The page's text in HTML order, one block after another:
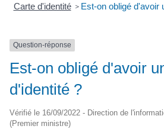
Carte d'identité > Est-on obligé d'avoir
Question-réponse
Est-on obligé d'avoir
d'identité ?
Vérifié le 16/09/2022 - Direction de
(Premier ministre)